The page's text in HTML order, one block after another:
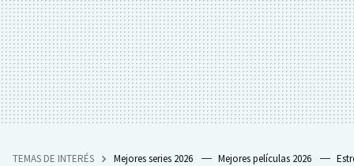
TEMAS DE INTERÉS Mejores series 2026 Mejores películas 2026